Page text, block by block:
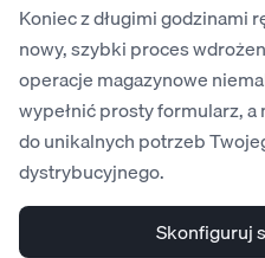
Koniec z długimi godzinami
nowy, szybki proces
operacje magazynowe
wypełnić prosty formularz,
do unikalnych potrzeb
dystrybucyjnego.
Skonfiguruj